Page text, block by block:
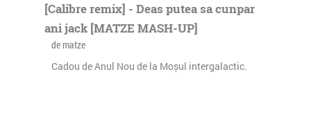
[Calibre remix] - Deas putea sa cunpar
ani jack [MATZE MASH-UP]
de matze
Cadou de Anul Nou de la Moșul intergalactic.